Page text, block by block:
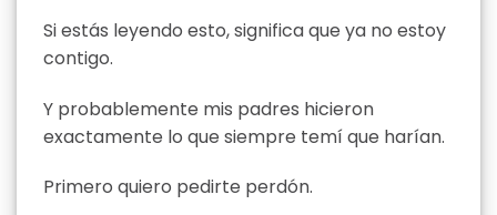
Si estás leyendo esto, significa que ya no estoy
contigo.
Y probablemente mis padres hicieron
exactamente lo que siempre temí que harían.
Primero quiero pedirte perdón.